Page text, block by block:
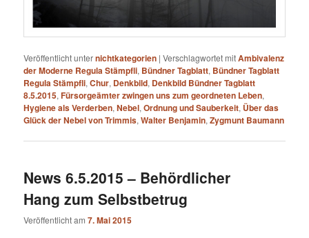
Veröffentlicht unternichtkategorien |Verschlagwortet mitAmbivalenz
der Moderne Regula Stämpfli, Bündner Tagblatt, Bündner Tagblatt
Regula Stämpfli,Chur, Denkbild, Denkbild Bündner Tagblatt
8.5.2015,Fürsorgeämter zwingen uns zum geordneten Leben,
Hygiene als Verderben,Nebel,Ordnung und Sauberkeit, Über das
Glück der Nebel von Trimmis,Walter Benjamin,Zygmunt Baumann
News 6.5.2015 – Behördlicher
Hang zum Selbstbetrug
Veröffentlicht am7. Mai 2015